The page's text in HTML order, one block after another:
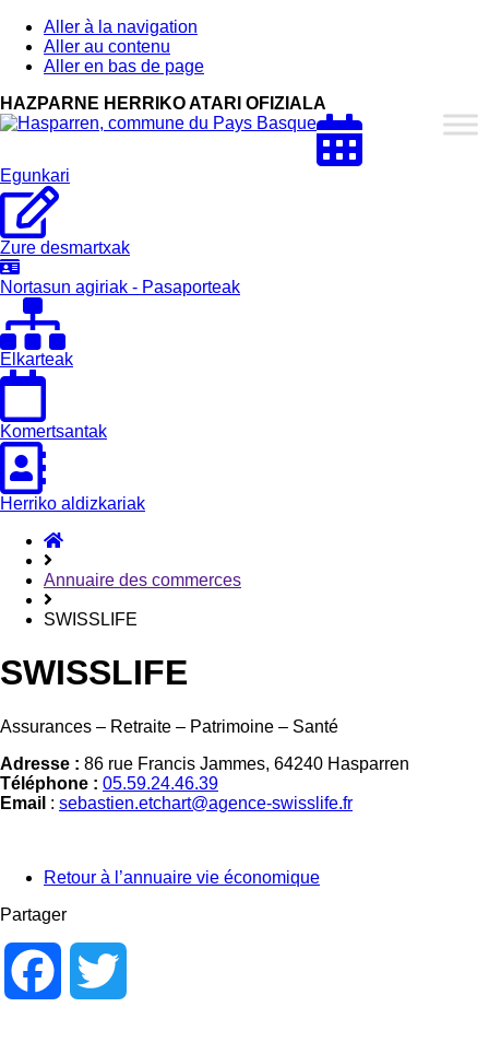
Aller à la navigation
Aller au contenu
Aller en bas de page
HAZPARNE HERRIKO ATARI OFIZIALA
Hasparren,
Basque
Egunkari
Zure desmartxak
Nortasun agiriak - Pasaporteak
Elkarteak
Komertsantak
Herriko aldizkariak
ongietorri
Annuaire des commerces
SWISSLIFE
SWISSLIFE
Assurances – Retraite – Patrimoine – Santé
Adresse : 86 rue Francis Jammes, 64240 Hasparren
Téléphone : 05.59.24.46.39
Email : sebastien.etchart@agence-swisslife.fr
Retour à l’annuaire vie économique
Partager
Facebook